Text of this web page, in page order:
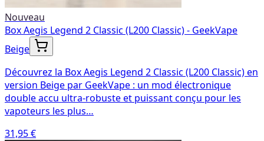
Nouveau
Box Aegis Legend 2 Classic (L200 Classic) - GeekVape
Beige
Découvrez la Box Aegis Legend 2 Classic (L200 Classic) en
version Beige par GeekVape : un mod électronique
double accu ultra-robuste et puissant conçu pour les
vapoteurs les plus…
31,95 €